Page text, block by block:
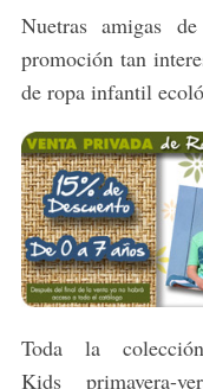
Nuetras amigas de
promoción tan
de ropa infantil
Toda la
Kids